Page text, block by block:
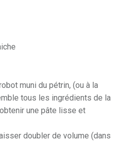
muni du pétrin, (ou à la
tous les ingrédients de la
une pâte lisse et
doubler de volume (dans